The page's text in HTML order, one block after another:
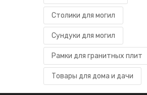
Столики для могил
Сундуки для могил
Рамки для гранитных плит
Товары для дома и дачи